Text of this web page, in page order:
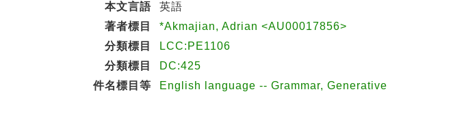
本文言語
英語
著者標目
*Akmajian, Adrian <AU00017856>
分類標目
LCC:PE1106
分類標目
DC:425
件名標目等
English language -- Grammar, Generative